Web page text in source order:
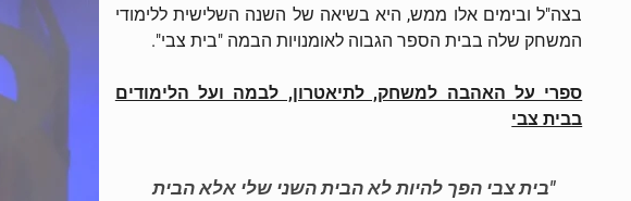
בצה"ל ובימים אלו ממש, היא בשיאה של השנה השלישית ללימודי
המשחק שלה בבית הספר הגבוה לאומנויות הבמה "בית צבי".
ספרי על האהבה למשחק, לתיאטרון, לבמה ועל הלימודים
בבית צבי
"בית צבי הפך להיות לא הבית השני שלי אלא הבית